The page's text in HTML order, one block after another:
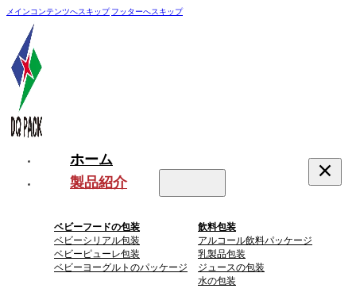
メインコンテンツへスキップ フッターへスキップ
ホーム
製品紹介
ベビーフードの包装
ベビーシリアル包装
ベビーピューレ包装
ベビーヨーグルトのパッケージ
飲料包装
アルコール飲料パッケージ
乳製品包装
ジュースの包装
水の包装